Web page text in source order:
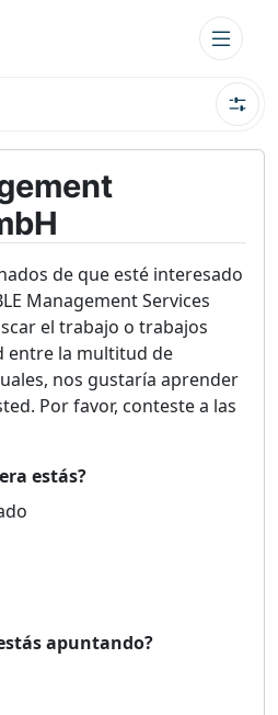
de que esté interesado
Management Services
el trabajo o trabajos
entre la multitud de
nos gustaría aprender
Por favor, conteste a las
estás?
apuntando?